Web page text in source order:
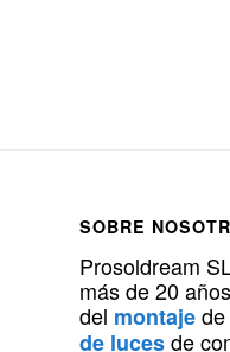
SOBRE
Prosoldream
más de 20
del montajede
de lucesde